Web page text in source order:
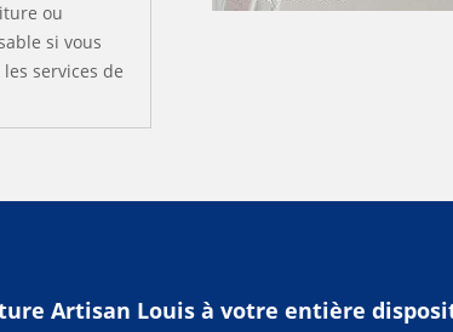
ou
si vous
services de
Artisan Louis à votre entière